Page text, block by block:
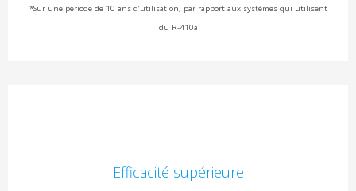
*Sur une période de 10 ans d’utilisation, par rapport aux systèmes qui utilisent
du R-410a
Efficacité supérieure